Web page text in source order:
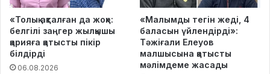
«Толық ақталған да жоқ»:
белгілі заңгер жылқышы
қарияға қатысты пікір
білдірді
06.08.2026
«Малымды тегін жеді, 4
баласын үйлендірді»:
Тәжіғали Елеуов
малшысына қатысты
мәлімдеме жасады